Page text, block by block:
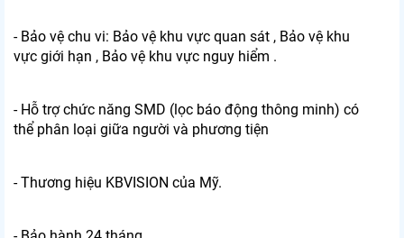
- Bảo vệ chu vi: Bảo vệ khu vực quan sát , Bảo vệ khu
vực giới hạn , Bảo vệ khu vực nguy hiểm .
- Hỗ trợ chức năng SMD (lọc báo động thông minh) có
thể phân loại giữa người và phương tiện
- Thương hiệu KBVISION của Mỹ.